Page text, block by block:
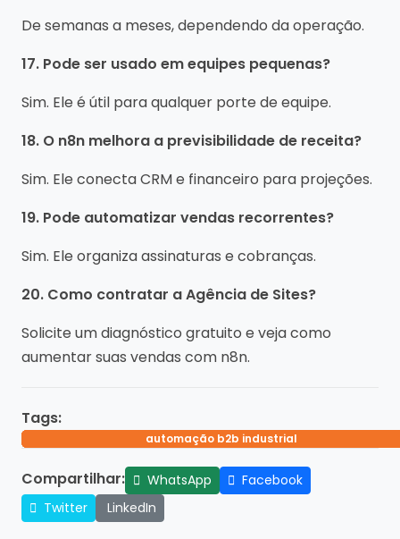
De semanas a meses, dependendo da operação.
17. Pode ser usado em equipes pequenas?
Sim. Ele é útil para qualquer porte de equipe.
18. O n8n melhora a previsibilidade de receita?
Sim. Ele conecta CRM e financeiro para projeções.
19. Pode automatizar vendas recorrentes?
Sim. Ele organiza assinaturas e cobranças.
20. Como contratar a Agência de Sites?
Solicite um diagnóstico gratuito e veja como
aumentar suas vendas com n8n.
Tags:
automação vendas
n8n comercial
automação funil de vendas
integração crm vendas
automação b2b industrial
Compartilhar: WhatsApp
Facebook
Twitter
LinkedIn